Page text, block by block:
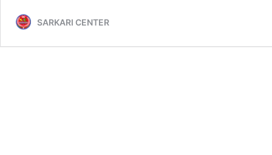
SARKARI CENTER